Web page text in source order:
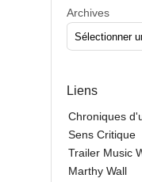
Archives
Liens
Chroniques
Sens Critique
Trailer Music
Marthy Wall